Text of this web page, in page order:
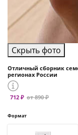
Скрыть фото
Отличный сборник
регионах России
712 ₽ от 890 ₽
Формат